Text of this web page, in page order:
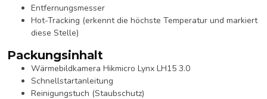
Entfernungsmesser
Hot-Tracking (erkennt die höchste Temperatur und markiert
diese Stelle)
Packungsinhalt
Wärmebildkamera Hikmicro Lynx LH15 3.0
Schnellstartanleitung
Reinigungstuch (Staubschutz)